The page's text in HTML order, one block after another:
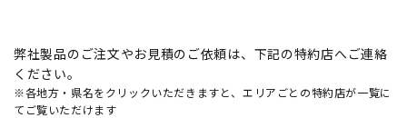
弊社製品のご注文やお見積のご依頼は、下記の特約店へご連絡
ください。
※各地方・県名をクリックいただきますと、エリアごとの特約店が一覧に
てご覧いただけます